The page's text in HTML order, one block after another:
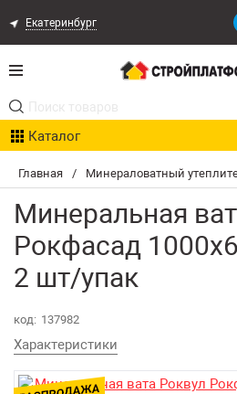
Главная / Минераловатный
Минеральная
Рокфасад
2 шт/упак
код: 137982
Характеристики
Екатеринбург
Каталог
Акции
Расчет доставки
Организациям
Опыт поставок
Статьи
Контакты